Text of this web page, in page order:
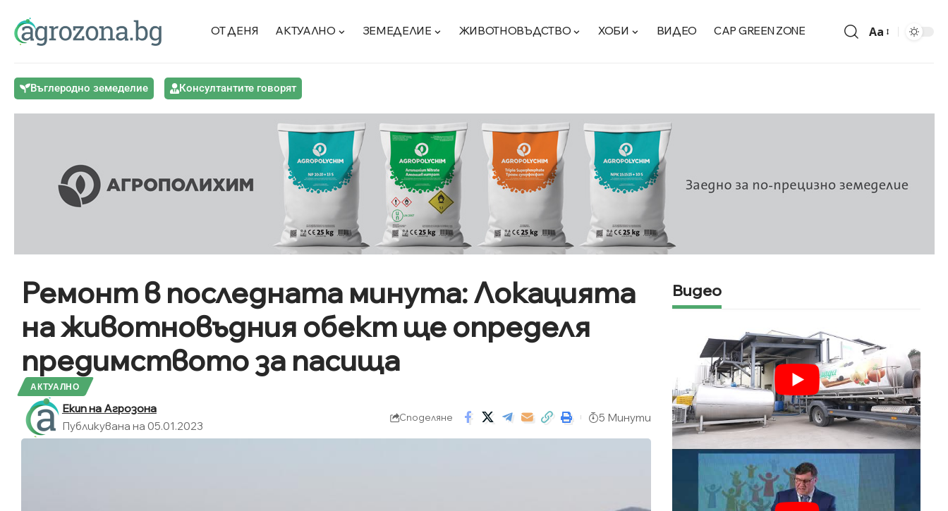
ОТ ДЕНЯ АКТУАЛНО ЗЕМЕДЕЛИЕ ЖИВОТНОВЪДСТВО ХОБИ ВИДЕО CAP GREEN ZONE Aa
Въглеродно земеделие Консултантите говорят
Ремонт в последната минута: Локацията
на животновъдния обект ще определя
предимството за пасища
АКТУАЛНО
Екип на Агрозона
Публикувана на 05.01.2023
Споделяне 5 Минути
Видео